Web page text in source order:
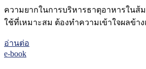
ความยากในการบริหารธาตุอาหารในส้
ใช้ที่เหมาะสม ต้องทำความเข้าใจผลข้า
อ่านต่อ
e-book